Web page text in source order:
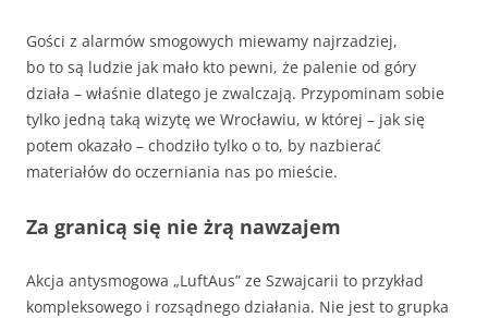
Gości z alarmów smogowych miewamy najrzadziej,
bo to są ludzie jak mało kto pewni, że palenie od góry
działa – właśnie dlatego je zwalczają. Przypominam sobie
tylko jedną taką wizytę we Wrocławiu, w której – jak się
potem okazało – chodziło tylko o to, by nazbierać
materiałów do oczerniania nas po mieście.
Za granicą się nie żrą nawzajem
Akcja antysmogowa „LuftAus” ze Szwajcarii to przykład
kompleksowego i rozsądnego działania. Nie jest to grupka